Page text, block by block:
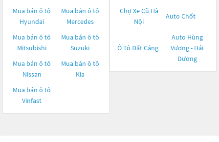
Mua bán ô tô
Hyundai
Mua bán ô tô
Mercedes
Mua bán ô tô
Mitsubishi
Mua bán ô tô
Suzuki
Mua bán ô tô
Nissan
Mua bán ô tô
Kia
Mua bán ô tô
Vinfast
Chợ Xe Cũ Hà
Nội
Auto Chốt
Ô Tô Đất Cảng
Auto Hùng
Vương - Hải
Dương